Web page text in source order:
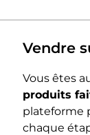
Vendre
Vous êtes
produits
plateforme
chaque